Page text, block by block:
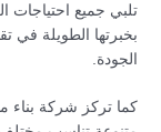
تلبي جميع احتياجات
بخبرتها الطويلة في
الجودة.
كما تركز شركة بناء